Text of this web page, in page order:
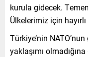
kurula gidecek.
Ülkelerimiz için
Türkiye’nin
yaklaşımı